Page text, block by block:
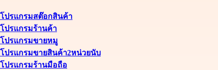
โปรแกรมสต๊อกสินค้า
โปรแกรมร้านค้า
โปรแกรมขายหมู
โปรแกรมขายสินค้า2หน่วยนับ
โปรแกรมร้านมือถือ